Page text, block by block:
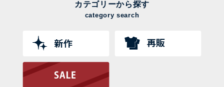
カテゴリーから探す
category search